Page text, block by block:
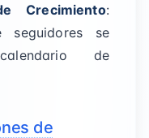
Crecimiento:
seguidores se
de
de